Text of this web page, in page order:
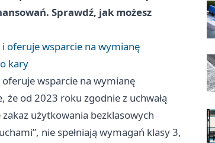
Sprawdź, jak możesz
oferuje wsparcie na wymianę
kary
wsparcie na wymianę
od 2023 roku zgodnie z uchwałą
użytkowania bezklasowych
nie spełniają wymagań klasy 3,